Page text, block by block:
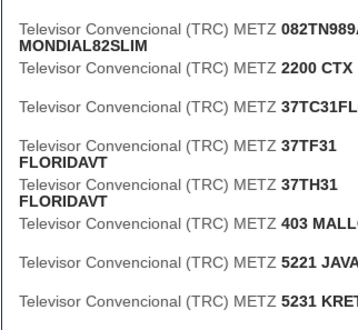
Televisor Convencional (TRC) METZ
MONDIAL82SLIM
Televisor Convencional (TRC) METZ 2200 CTX
Televisor Convencional (TRC) METZ
Televisor Convencional (TRC) METZ 37TF31
FLORIDAVT
Televisor Convencional (TRC) METZ 37TH31
FLORIDAVT
Televisor Convencional (TRC) METZ 403
Televisor Convencional (TRC) METZ 5221
Televisor Convencional (TRC) METZ 5231